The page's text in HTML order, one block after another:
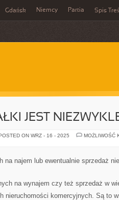
Gdańsk Niemcy Partia Spis
JEST
ON WRZ - 16 - 2025
MOŻLIWOŚĆ
na najem lub ewentualnie sprzedaż
na wynajem czy też sprzedaż w
nieruchomości komercyjnych. Są to